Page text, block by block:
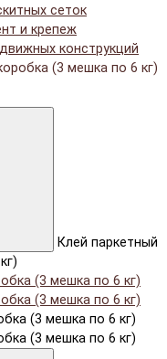
сеток
и крепеж
конструкций
(3 мешка по 6 кг)
Клей паркетный